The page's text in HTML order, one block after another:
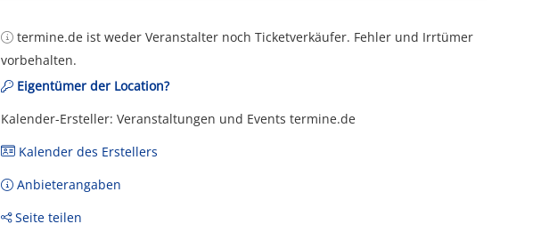
termine.de ist weder Veranstalter noch Ticketverkäufer. Fehler und Irrtümer
vorbehalten.
Eigentümer der Location?
Kalender-Ersteller: Veranstaltungen und Events termine.de
Kalender des Erstellers
Anbieterangaben
Seite teilen